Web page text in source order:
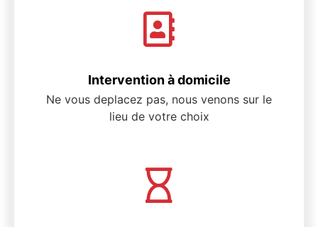
Intervention à domicile
Ne vous deplacez pas, nous venons sur le
lieu de votre choix